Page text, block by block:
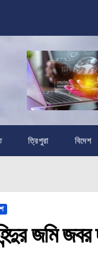
ত্রিপুরা বিদেশ
জমি